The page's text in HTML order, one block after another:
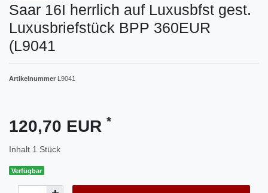
Saar 16I herrlich auf Luxusbfst gest.
Luxusbriefstück BPP 360EUR
(L9041
Artikelnummer L9041
120,70 EUR *
Inhalt 1 Stück
Verfügbar